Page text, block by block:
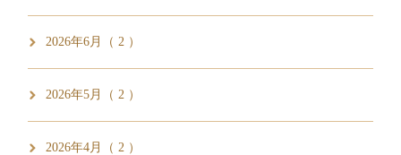
2026年6月（ 2 ）
2026年5月（ 2 ）
2026年4月（ 2 ）